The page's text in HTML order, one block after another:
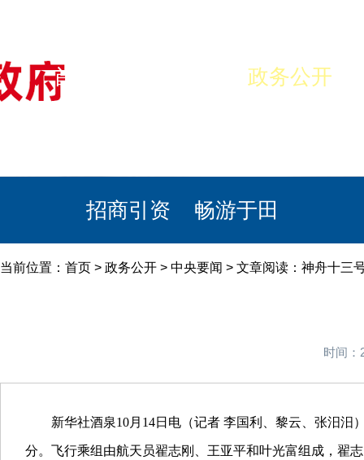
首页 政务公开
招商引资 畅游于田
当前位置： 首页 > 政务公开 > 中央要闻 > 文章阅读：神舟十三
时间：
新华社酒泉10月14日电（记者 李国利、黎云、张汨
分。飞行乘组由航天员翟志刚、王亚平和叶光富组成，翟